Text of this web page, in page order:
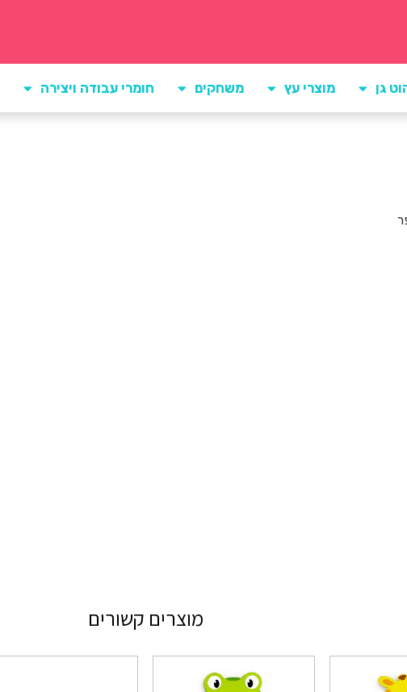
גן מוצרי עץ משחקים חומרי עבודה ויצירה
מוצרים קשורים